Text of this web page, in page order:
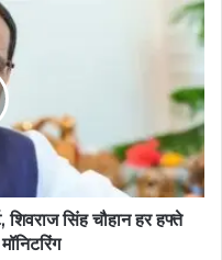
सिंह चौहान हर हफ्ते